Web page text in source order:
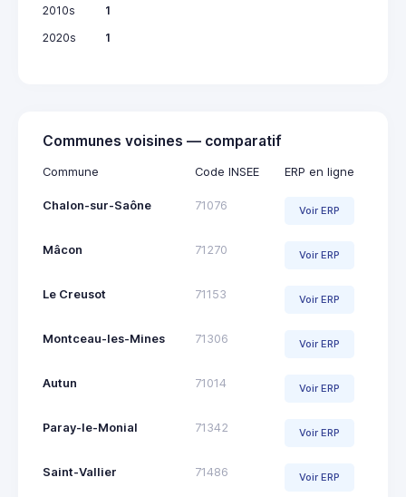
2010s
1
2020s
1
Communes voisines — comparatif
Commune Code INSEE ERP en ligne
Chalon-sur-Saône 71076 Voir ERP
Mâcon 71270 Voir ERP
Le Creusot 71153 Voir ERP
Montceau-les-Mines 71306 Voir ERP
Autun 71014 Voir ERP
Paray-le-Monial 71342 Voir ERP
Saint-Vallier 71486 Voir ERP